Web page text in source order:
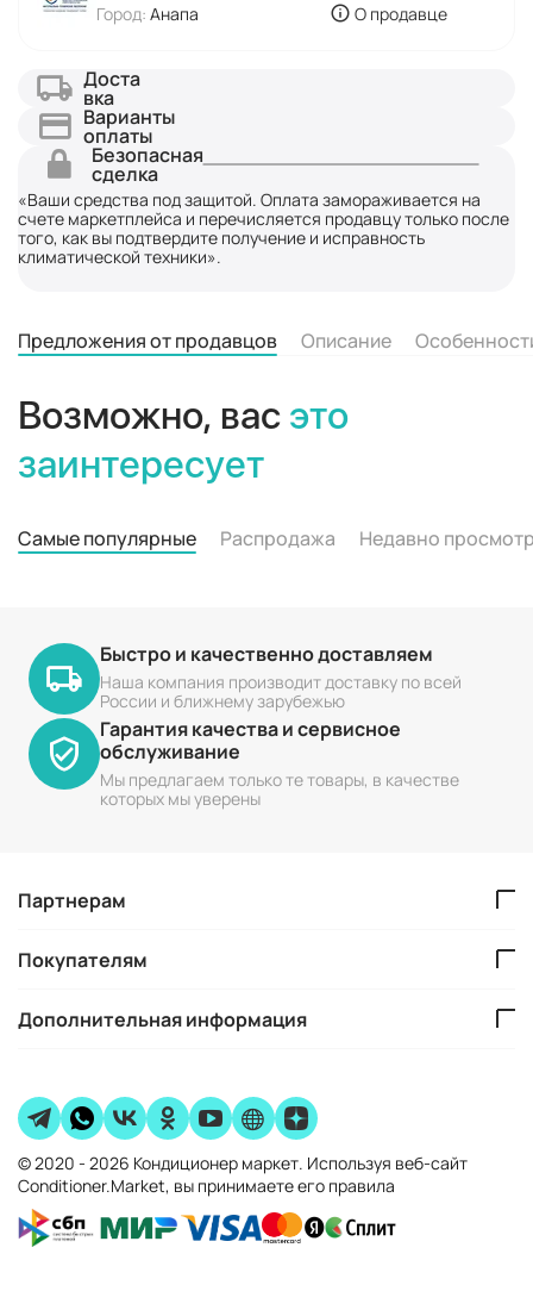
Город: Анапа
О продавце
Доста
вка
Варианты
оплаты
Безопасная
сделка
«Ваши средства под защитой. Оплата замораживается на
счете маркетплейса и перечисляется продавцу только после
того, как вы подтвердите получение и исправность
климатической техники».
Предложения от продавцов Описание
Возможно, вас это
заинтересует
Самые популярные Распродажа Недавно
Быстро и качественно доставляем
Наша компания производит доставку по всей
России и ближнему зарубежью
Гарантия качества и сервисное
обслуживание
Мы предлагаем только те товары, в качестве
которых мы уверены
Партнерам
Покупателям
Дополнительная информация
© 2020 - 2026 Кондиционер маркет. Используя веб-сайт
Conditioner.Market, вы принимаете его правила